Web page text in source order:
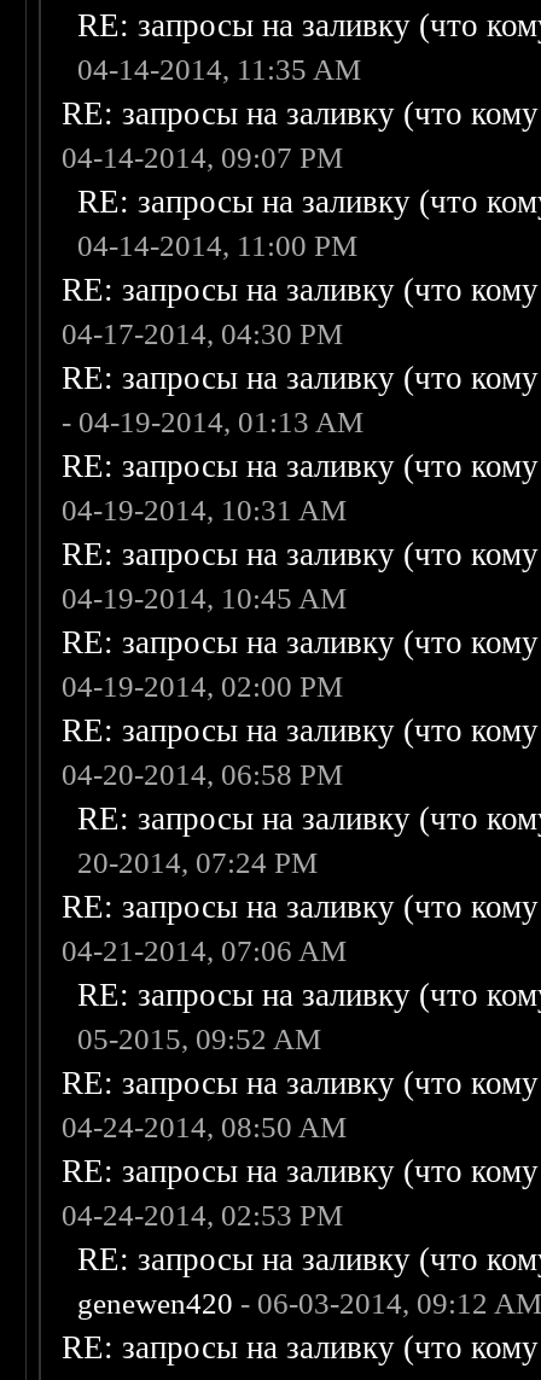
RE: запросы на заливку (что
04-14-2014, 11:35 AM
RE: запросы на заливку (что
04-14-2014, 09:07 PM
RE: запросы на заливку (что
04-14-2014, 11:00 PM
RE: запросы на заливку (что
04-17-2014, 04:30 PM
RE: запросы на заливку (что
- 04-19-2014, 01:13 AM
RE: запросы на заливку (что
04-19-2014, 10:31 AM
RE: запросы на заливку (что
04-19-2014, 10:45 AM
RE: запросы на заливку (что
04-19-2014, 02:00 PM
RE: запросы на заливку (что
04-20-2014, 06:58 PM
RE: запросы на заливку (что
20-2014, 07:24 PM
RE: запросы на заливку (что
04-21-2014, 07:06 AM
RE: запросы на заливку (что
05-2015, 09:52 AM
RE: запросы на заливку (что
04-24-2014, 08:50 AM
RE: запросы на заливку (что
04-24-2014, 02:53 PM
RE: запросы на заливку (что
genewen420 - 06-03-2014, 09:12
RE: запросы на заливку (что